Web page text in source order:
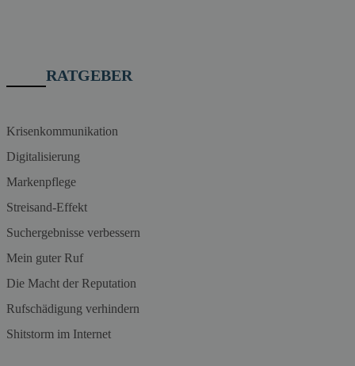
RATGEBER
Krisenkommunikation
Digitalisierung
Markenpflege
Streisand-Effekt
Suchergebnisse verbessern
Mein guter Ruf
Die Macht der Reputation
Rufschädigung verhindern
Shitstorm im Internet